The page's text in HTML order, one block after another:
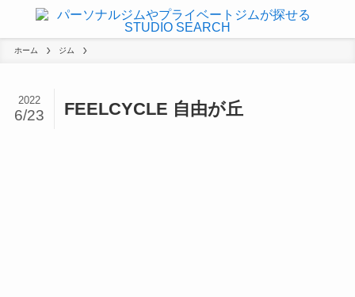
ホーム ジム
FEELCYCLE 自由が丘
2022
6/23